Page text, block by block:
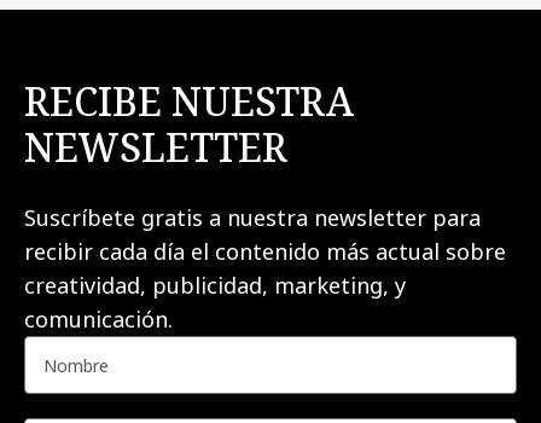
RECIBE NUESTRA
NEWSLETTER
Suscríbete gratis a nuestra newsletter para
recibir cada día el contenido más actual sobre
creatividad, publicidad, marketing, y
comunicación.